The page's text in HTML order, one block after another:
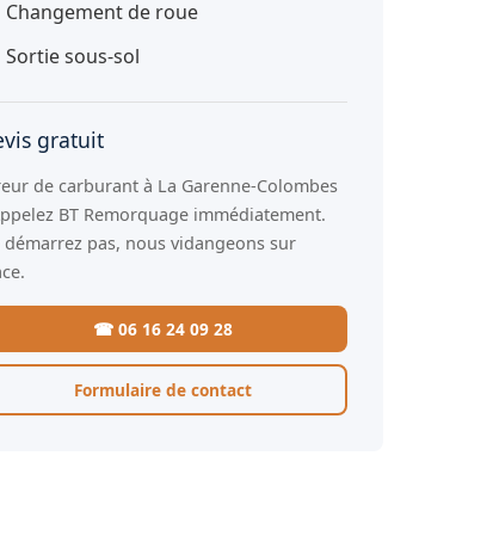
Changement de roue
Sortie sous-sol
gratuit
de carburant à La Garenne-Colombes
BT Remorquage immédiatement.
démarrez pas, nous vidangeons sur
☎ 06 16 24 09 28
Formulaire de contact